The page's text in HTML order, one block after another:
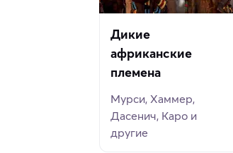
Дикие
африканские
племена
Мурси, Хаммер,
Дасенич, Каро и
другие